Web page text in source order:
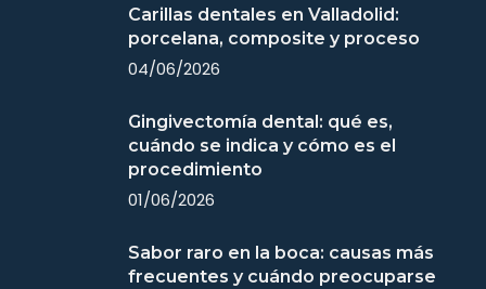
Carillas dentales en Valladolid:
porcelana, composite y proceso
04/06/2026
Gingivectomía dental: qué es,
cuándo se indica y cómo es el
procedimiento
01/06/2026
Sabor raro en la boca: causas más
frecuentes y cuándo preocuparse